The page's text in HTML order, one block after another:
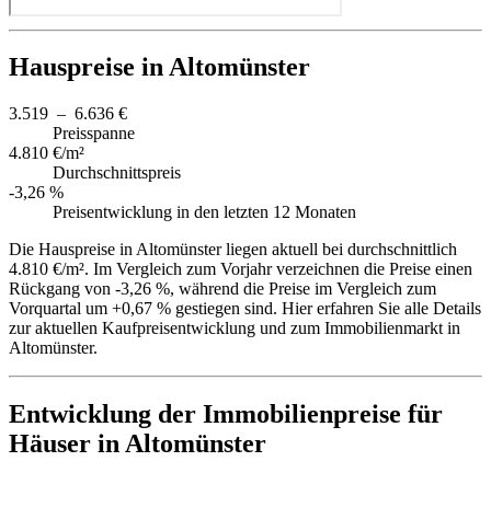
Hauspreise in Altomünster
3.519 – 6.636 €
Preisspanne
4.810 €/m²
Durchschnittspreis
-3,26 %
Preisentwicklung in den letzten 12 Monaten
Die Hauspreise in Altomünster liegen aktuell bei durchschnittlich
4.810 €/m². Im Vergleich zum Vorjahr verzeichnen die Preise einen
Rückgang von -3,26 %, während die Preise im Vergleich zum
Vorquartal um +0,67 % gestiegen sind. Hier erfahren Sie alle Details
zur aktuellen Kaufpreisentwicklung und zum Immobilienmarkt in
Altomünster.
Entwicklung der Immobilienpreise für
Häuser in Altomünster